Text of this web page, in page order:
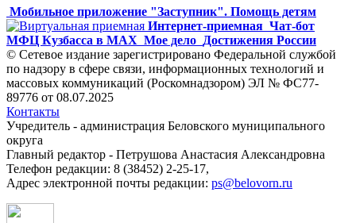
Мобильное приложение "Заступник". Помощь детям
Интернет-приемная Чат-бот
МФЦ Кузбасса в MAX Мое дело Достижения России
© Сетевое издание зарегистрировано Федеральной службой
по надзору в сфере связи, информационных технологий и
массовых коммуникаций (Роскомнадзором) ЭЛ № ФС77-
89776 от 08.07.2025
Контакты
Учредитель - администрация Беловского муниципального
округа
Главный редактор - Петрушова Анастасия Александровна
Телефон редакции: 8 (38452) 2-25-17,
Адрес электронной почты редакции: ps@belovorn.ru